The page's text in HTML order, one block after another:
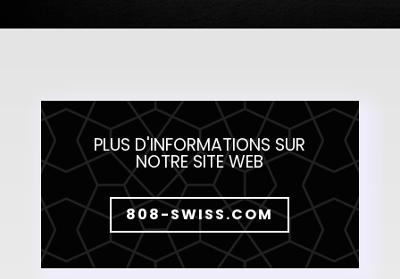
PLUS D'INFORMATIONS SUR
NOTRE SITE WEB
808-SWISS.COM